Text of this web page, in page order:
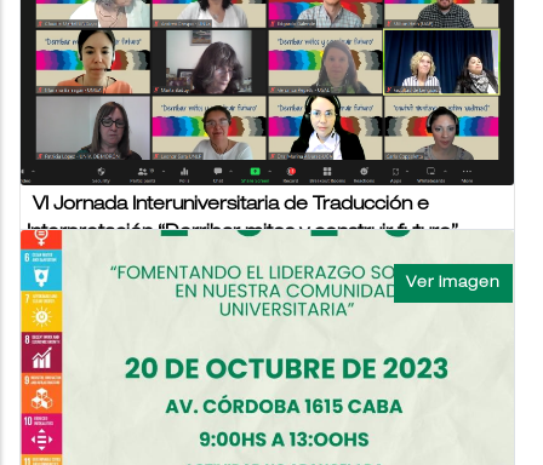
con la Universidad de Sherbrooke (UdS) en Quebec,
Canadá, sobre investigación de ODS,...
NOTICIAS USAL VIERNES 6 OCTUBRE 2023
VI Jornada Interuniversitaria de Traducción e
Interpretación “Derribar mitos y construir futuro”
06/10/2023 - 08:36
ESCUELA DE LENGUAS MODERNAS
El viernes 29 de septiembre se llevó a cabo laSEXTA
JORNADA INTERUNIVERSITARIA DE TRADUCCIÓN E
INTERPRETACIÓN “Derribar mitos y construir...
NOTICIAS USAL VIERNES 6 OCTUBRE 2023